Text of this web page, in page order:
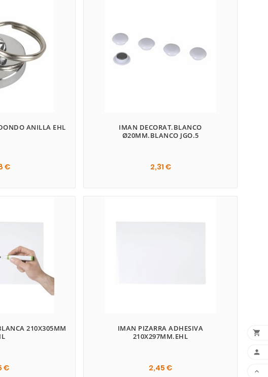
ANILLA EHL
€
IMAN DECORAT.BLANCO
Ø20MM.BLANCO JGO.5
2,31 €
210X305MM
€
IMAN PIZARRA ADHESIVA
210X297MM.EHL
2,45 €


